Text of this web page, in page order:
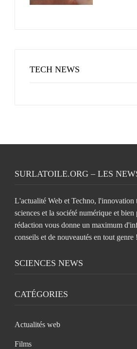
TECH NEWS
SURLATOILE.ORG – LES
L'actualité Web et Techno, l'innovation
sciences et la société numérique et
rédaction vous donne un maximum
conseils et de nouveautés en tout genre !
SCIENCES NEWS
CATÉGORIES
Actualités web
Films